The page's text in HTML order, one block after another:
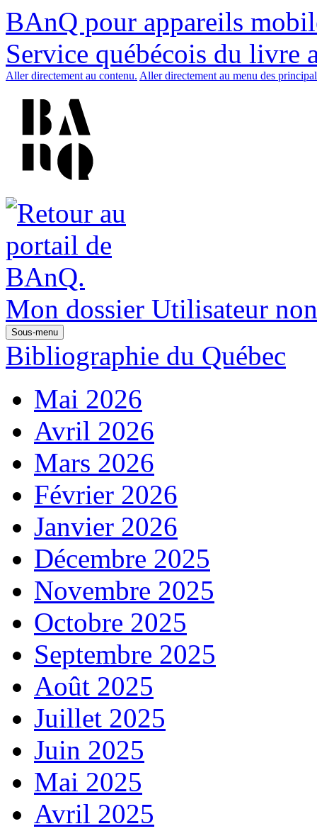
BAnQ pour appareils
Service québécois du livre
Aller directement au contenu. Aller directement au menu des
Mon dossier Utilisateur
Sous-menu
Bibliographie du Québec
Mai 2026
Avril 2026
Mars 2026
Février 2026
Janvier 2026
Décembre 2025
Novembre 2025
Octobre 2025
Septembre 2025
Août 2025
Juillet 2025
Juin 2025
Mai 2025
Avril 2025